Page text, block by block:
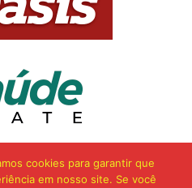
cookies para garantir que
em nosso site. Se você